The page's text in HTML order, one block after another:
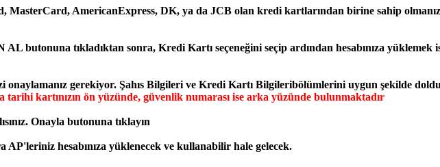
MasterCard, AmericanExpress, DK, ya da JCB olan kredi kartlarından birine sahip
AL butonuna tıkladıktan sonra, Kredi Kartı seçeneğini seçip ardından hesabınıza
onaylamanız gerekiyor. Şahıs Bilgileri ve Kredi Kartı Bilgileribölümlerini uygun şekilde
kartınızın ön yüzünde, güvenlik numarası ise arka yüzünde bulunmaktadır
Onayla butonuna tıklayın
AP'leriniz hesabınıza yüklenecek ve kullanabilir hale gelecek.